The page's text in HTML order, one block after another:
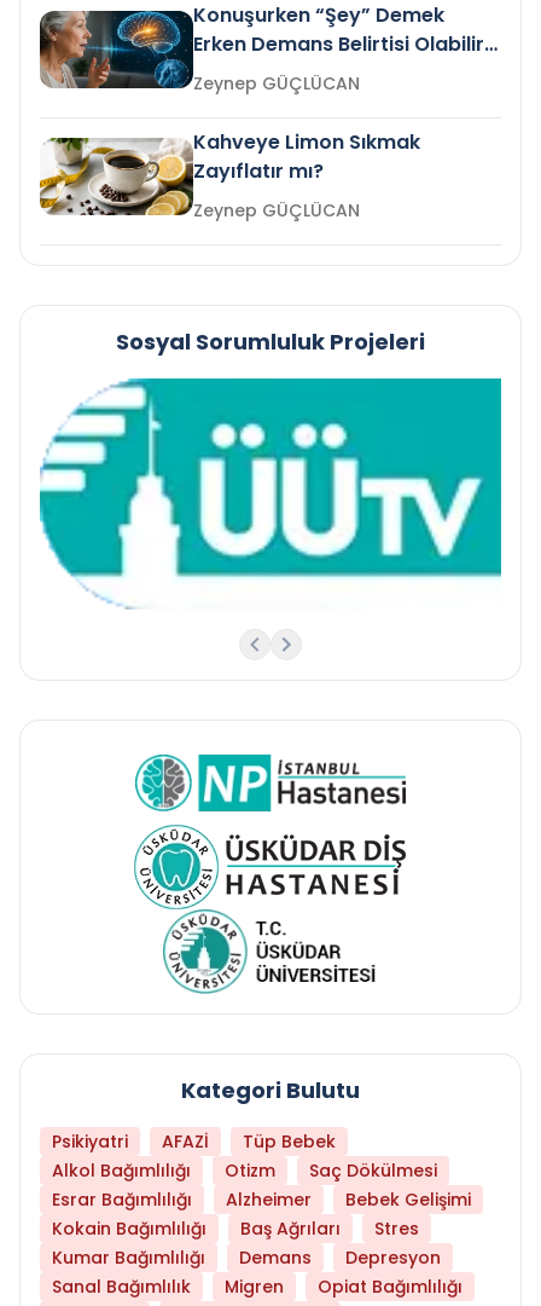
Konuşurken “Şey” Demek
Erken Demans Belirtisi Olabilir
mi?
Zeynep GÜÇLÜCAN
Kahveye Limon Sıkmak
Zayıflatır mı?
Zeynep GÜÇLÜCAN
Sosyal Sorumluluk Projeleri
Kategori Bulutu
Psikiyatri AFAZİ
Tüp Bebek
Alkol Bağımlılığı
Otizm
Saç Dökülmesi
Esrar Bağımlılığı
Alzheimer
Bebek Gelişimi
Kokain Bağımlılığı
Baş Ağrıları
Stres
Kumar Bağımlılığı
Demans
Depresyon
Sanal Bağımlılık
Migren
Opiat Bağımlılığı